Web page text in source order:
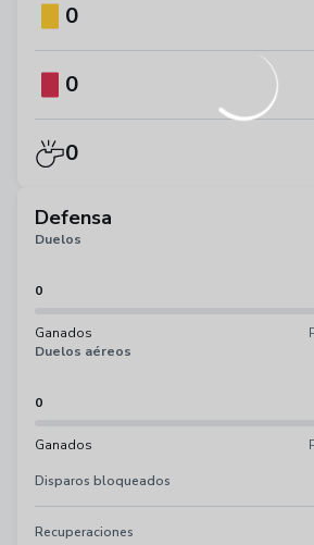
0
0
0
Defensa
Duelos
0
Ganados
Duelos aéreos
0
Ganados
Disparos bloqueados
Recuperaciones